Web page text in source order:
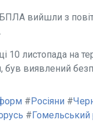
вийшли з
10 листопада на
виявлений
#Росіяни #
#Гомельський